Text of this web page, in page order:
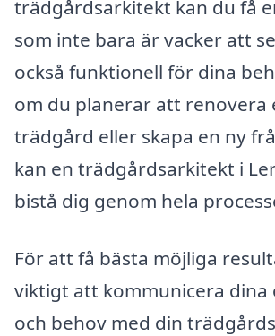
trädgårdsarkitekt kan du få
som inte bara är vacker att
också funktionell för dina
om du planerar att renovera
trädgård eller skapa en ny
kan en trädgårdsarkitekt i
bistå dig genom hela
För att få bästa möjliga
viktigt att kommunicera dina
och behov med din